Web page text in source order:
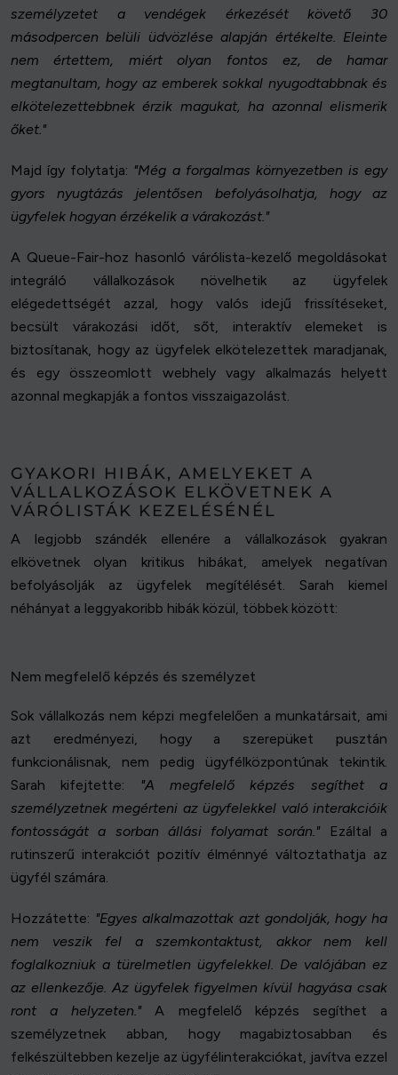
személyzetet a vendégek érkezését követő 30
másodpercen belüli üdvözlése alapján értékelte. Eleinte
nem értettem, miért olyan fontos ez, de hamar
megtanultam, hogy az emberek sokkal nyugodtabbnak és
elkötelezettebbnek érzik magukat, ha azonnal elismerik
őket."
Majd így folytatja: "Még a forgalmas környezetben is egy
gyors nyugtázás jelentősen befolyásolhatja, hogy az
ügyfelek hogyan érzékelik a várakozást."
A Queue-Fair-hoz hasonló várólista-kezelő megoldásokat
integráló vállalkozások növelhetik az ügyfelek
elégedettségét azzal, hogy valós idejű frissítéseket,
becsült várakozási időt, sőt, interaktív elemeket is
biztosítanak, hogy az ügyfelek elkötelezettek maradjanak,
és egy összeomlott webhely vagy alkalmazás helyett
azonnal megkapják a fontos visszaigazolást.
GYAKORI HIBÁK, AMELYEKET A
VÁLLALKOZÁSOK ELKÖVETNEK A
VÁRÓLISTÁK KEZELÉSÉNÉL
A legjobb szándék ellenére a vállalkozások gyakran
elkövetnek olyan kritikus hibákat, amelyek negatívan
befolyásolják az ügyfelek megítélését. Sarah kiemel
néhányat a leggyakoribb hibák közül, többek között:
Nem megfelelő képzés és személyzet
Sok vállalkozás nem képzi megfelelően a munkatársait, ami
azt eredményezi, hogy a szerepüket pusztán
funkcionálisnak, nem pedig ügyfélközpontúnak tekintik.
Sarah kifejtette:
"A megfelelő képzés segíthet a
személyzetnek megérteni az ügyfelekkel való interakcióik
fontosságát a sorban állási folyamat során."Ezáltal a
rutinszerű interakciót pozitív élménnyé változtathatja az
ügyfél számára.
Hozzátette: "Egyes alkalmazottak azt gondolják, hogy ha
nem veszik fel a szemkontaktust, akkor nem kell
foglalkozniuk a türelmetlen ügyfelekkel. De valójában ez
az ellenkezője. Az ügyfelek figyelmen kívül hagyása csak
ront a helyzeten."A megfelelő képzés segíthet a
személyzetnek abban, hogy magabiztosabban és
felkészültebben kezelje az ügyfélinterakciókat, javítva ezzel